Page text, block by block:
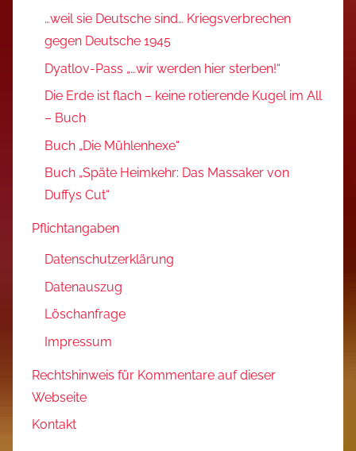
…weil sie Deutsche sind… Kriegsverbrechen
gegen Deutsche 1945
Dyatlov-Pass „…wir werden hier sterben!“
Die Erde ist flach – keine rotierende Kugel im All
– Buch
Buch „Die Mühlenhexe“
Buch „Späte Heimkehr: Das Massaker von
Duffys Cut“
Pflichtangaben
Datenschutzerklärung
Datenauszug
Löschanfrage
Impressum
Rechtshinweis für Kommentare auf dieser
Webseite
Kontakt